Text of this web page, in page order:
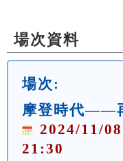
場次資料
場次:
摩登時代——
2024/11/
21:30